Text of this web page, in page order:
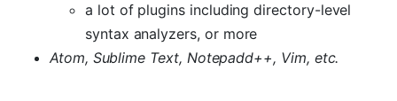
a lot of plugins including directory-level
syntax analyzers, or more
Atom, Sublime Text, Notepadd++, Vim, etc.